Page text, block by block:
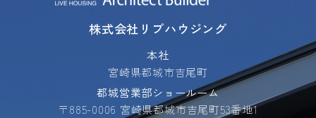
株式会社リブハウジング
本社
宮崎県都城市吉尾町
都城営業部ショールーム
〒885-0006 宮崎県都城市吉尾町53番地1